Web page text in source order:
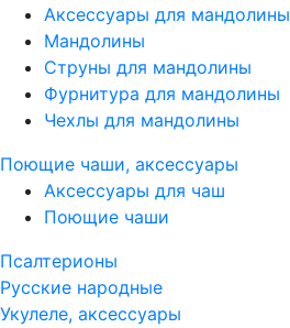
Аксессуары для мандолины
Мандолины
Струны для мандолины
Фурнитура для мандолины
Чехлы для мандолины
Поющие чаши, аксессуары
Аксессуары для чаш
Поющие чаши
Псалтерионы
Русские народные
Укулеле, аксессуары